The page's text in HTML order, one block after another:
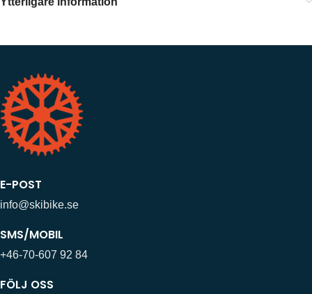
E-POST
info@skibike.se
SMS/MOBIL
+46-70-607 92 84
FÖLJ OSS